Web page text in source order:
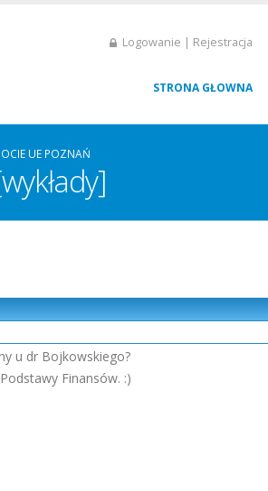
Logowanie | Rejestracja
STRONA GŁOWNA
UE POZNAŃ
u dr Bojkowskiego?
Finansów. :)